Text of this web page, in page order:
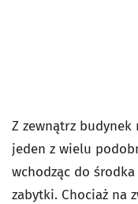
Z zewnątrz budynek
jeden z wielu
wchodząc do
zabytki. Chociaż na